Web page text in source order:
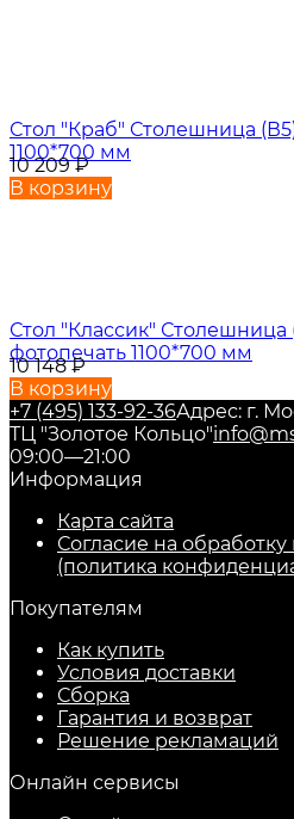
Стол "Краб" Столешница
1100*700 мм
10 209₽
В корзину
Стол "Классик"
фотопечать 1100*700 мм
10 148₽
В корзину
+7 (495) 133-92-36Адрес: г.
ТЦ "Золотое Кольцо"
09:00—21:00
Информация
Карта сайта
Согласие на
(политика
Покупателям
Как купить
Условия доставки
Сборка
Гарантия и возврат
Решение рекламаций
Онлайн сервисы